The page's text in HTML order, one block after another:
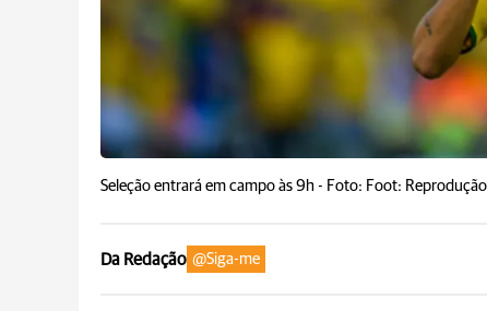
Seleção entrará em campo às 9h - Foto: Foot:
Da Redação @Siga-me